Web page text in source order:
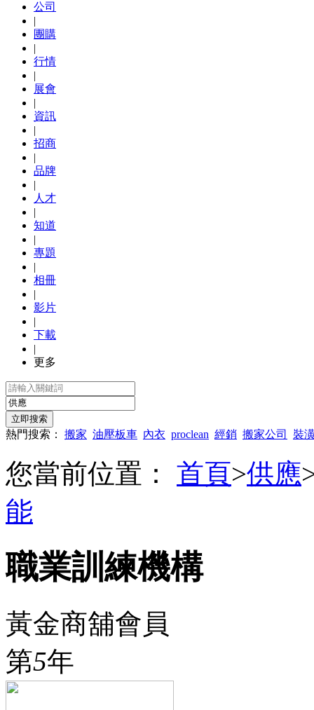
公司
|
團購
|
行情
|
展會
|
資訊
|
招商
|
品牌
|
人才
|
知道
|
專題
|
相冊
|
影片
|
下載
|
更多
熱門搜索： 搬家 油壓板車 內衣 proclean 經銷 搬家公司 裝
您當前位置： 首頁>供應
能
職業訓練機構
黃金商舖會員
第5年